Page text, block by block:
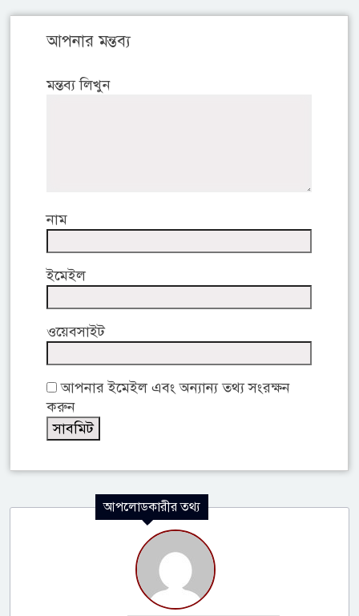
আপনার মন্তব্য
মন্তব্য লিখুন
নাম
ইমেইল
ওয়েবসাইট
আপনার ইমেইল এবং অন্যান্য তথ্য সংরক্ষন
করুন
আপলোডকারীর তথ্য